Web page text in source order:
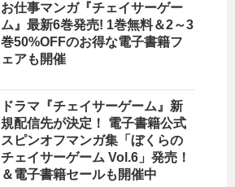
お仕事マンガ『チェイサーゲー
ム』最新6巻発売! 1巻無料＆2～3
巻50%OFFのお得な電子書籍フ
ェアも開催
ドラマ『チェイサーゲーム』新
規配信先が決定！ 電子書籍公式
スピンオフマンガ集「ぼくらの
チェイサーゲーム Vol.6」発売！
＆電子書籍セールも開催中